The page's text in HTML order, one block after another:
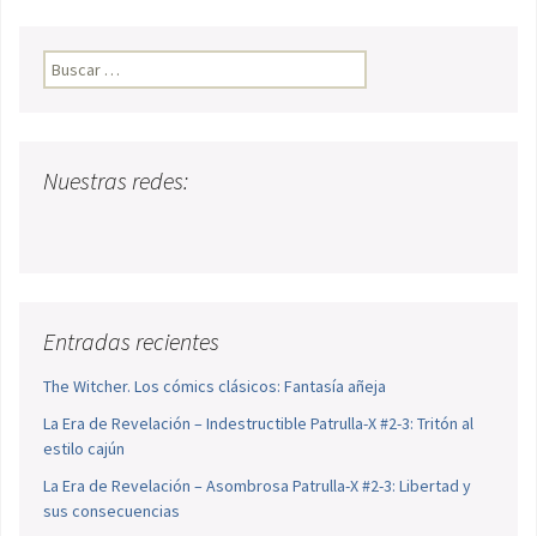
Buscar:
Nuestras redes:
Entradas recientes
The Witcher. Los cómics clásicos: Fantasía añeja
La Era de Revelación – Indestructible Patrulla-X #2-3: Tritón al
estilo cajún
La Era de Revelación – Asombrosa Patrulla-X #2-3: Libertad y
sus consecuencias